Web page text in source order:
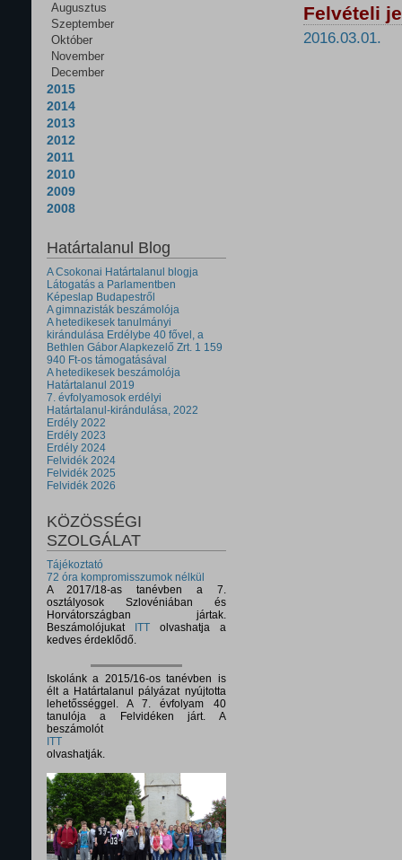
Augusztus
Szeptember
Október
November
December
2015
2014
2013
2012
2011
2010
2009
2008
Határtalanul Blog
A Csokonai Határtalanul blogja
Látogatás a Parlamentben
Képeslap Budapestről
A gimnazisták beszámolója
A hetedikesek tanulmányi
kirándulása Erdélybe 40 fővel, a
Bethlen Gábor Alapkezelő Zrt. 1 159
940 Ft-os támogatásával
A hetedikesek beszámolója
Határtalanul 2019
7. évfolyamosok erdélyi
Határtalanul-kirándulása, 2022
Erdély 2022
Erdély 2023
Erdély 2024
Felvidék 2024
Felvidék 2025
Felvidék 2026
KÖZÖSSÉGI
SZOLGÁLAT
Tájékoztató
72 óra kompromisszumok nélkül
A 2017/18-as tanévben a 7.
osztályosok Szlovéniában és
Horvátországban jártak.
Beszámolójukat
ITTolvashatja a
kedves érdeklődő.
Iskolánk a 2015/16-os tanévben is
élt a Határtalanul pályázat nyújtotta
lehetősséggel. A 7. évfolyam 40
tanulója a Felvidéken járt. A
beszámolót
ITT
olvashatják.
Felvételi
2016.03.01.